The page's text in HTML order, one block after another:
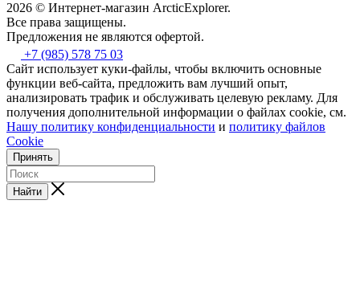
2026 © Интернет-магазин АrcticExplorer.
Все права защищены.
Предложения не являются офертой.
+7 (985) 578 75 03
Сайт использует куки-файлы, чтобы включить основные
функции веб-сайта, предложить вам лучший опыт,
анализировать трафик и обслуживать целевую рекламу. Для
получения дополнительной информации о файлах cookie, см.
Нашу политику конфиденциальности и политику файлов
Cookie
Принять
Найти